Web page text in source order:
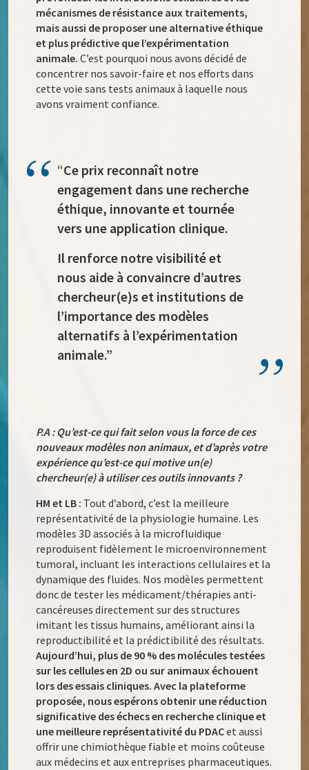
mécanismes de résistance aux traitements,
mais aussi de proposer une alternative éthique
et plus prédictive que l’expérimentation
animale.C’est pourquoi nous avons décidé de
concentrer nos savoir-faire et nos efforts dans
cette voie sans tests animaux à laquelle nous
avons vraiment confiance.
“Ce prix reconnaît notre
engagement dans une recherche
éthique, innovante et tournée
vers une application clinique.
Il renforce notre visibilité et
nous aide à convaincre d’autres
chercheur(e)s et institutions de
l’importance des modèles
alternatifs à l’expérimentation
animale.”
P.A : Qu’est-ce qui fait selon vous la force de ces
nouveaux modèles non animaux, et d’après votre
expérience qu’est-ce qui motive un(e)
chercheur(e) à utiliser ces outils innovants ?
HM et LB : Tout d’abord, c’est la meilleure
représentativité de la physiologie humaine. Les
modèles 3D associés à la microfluidique
reproduisent fidèlement le microenvironnement
tumoral, incluant les interactions cellulaires et la
dynamique des fluides. Nos modèles permettent
donc de tester les médicament/thérapies anti-
cancéreuses directement sur des structures
imitant les tissus humains, améliorant ainsi la
reproductibilité et la prédictibilité des résultats.
Aujourd’hui, plus de 90 % des molécules testées
sur les cellules en 2D ou sur animaux échouent
lors des essais cliniques. Avec la plateforme
proposée, nous espérons obtenir une réduction
significative des échecs en recherche clinique et
une meilleure représentativité du PDACet aussi
offrir une chimiothèque fiable et moins coûteuse
aux médecins et aux entreprises pharmaceutiques.